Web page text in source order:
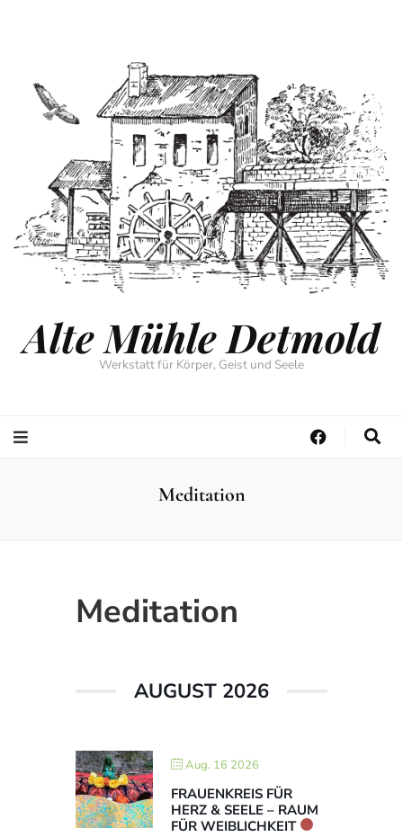
Alte Mühle Detmold
Werkstatt für Körper, Geist und Seele
Meditation
Meditation
AUGUST 2026
Aug. 16 2026
FRAUENKREIS FÜR
HERZ & SEELE – RAUM
FÜR WEIBLICHKEIT